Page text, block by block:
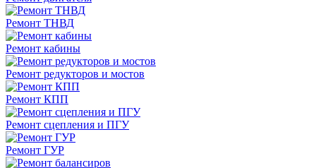
Ремонт ТНВД
Ремонт кабины
Ремонт редукторов и мостов
Ремонт КПП
Ремонт сцепления и ПГУ
Ремонт ГУР